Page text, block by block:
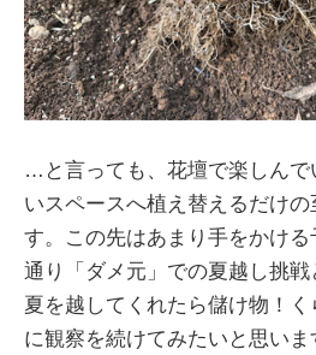
…と言っても、花壇で楽しんで
いスペースへ植え替えるだけ
す。この先はあまり手をかけ
通り「ダメ元」での夏越し挑戦
夏を越してくれたら儲け物！
に観察を続けてみたいと思いま